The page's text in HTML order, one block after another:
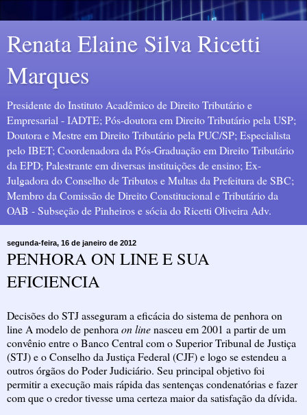
Renata Elaine Silva Ricetti
Marques
Presidente do Instituto Acadêmico de Direito Tributário e
Empresarial - IADTE; Pós-doutora em Direito Tributário pela USP;
Doutora e Mestre em Direito Tributário pela PUC/SP; Especialista
pelo IBET; Coordenadora da Pós-Graduação em Direito Tributário
da EPD; Palestrante em diversas instituições de ensino; Ex-
Julgadora do Conselho de Tributos e Multas da Prefeitura de SBC;
Membro da Comissão de Direito Constitucional e Tributário da
OAB - Subseção de Pinheiros e sócia do Ricetti Oliveira Adv.
segunda-feira, 16 de janeiro de 2012
PENHORA ON LINE E SUA
EFICIENCIA
Decisões do STJ asseguram a eficácia do sistema de penhora on
line A modelo de penhora on linenasceu em 2001 a partir de um
convênio entre o Banco Central com o Superior Tribunal de Justiça
(STJ) e o Conselho da Justiça Federal (CJF) e logo se estendeu a
outros órgãos do Poder Judiciário. Seu principal objetivo foi
permitir a execução mais rápida das sentenças condenatórias e fazer
com que o credor tivesse uma certeza maior da satisfação da dívida.